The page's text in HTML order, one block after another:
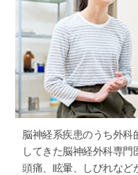
2025.10.31
年末年始の休診および診療
年末年始の診療を以下に変
よろしくお願い申し上げま
＜時間変更＞2025年12月
＜休診＞2025年12月30日
2024.05.29
医療DX推進体制整備につ
当クリニックでは、医療
ることで、質の高い医療の
詳しくはこちら
脳神経系疾患のうち外科
してきた脳神経外科専門
頭痛、眩暈、しびれなど